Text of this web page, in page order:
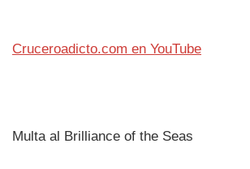
Cruceroadicto.com en YouTube
Multa al Brilliance of the Seas